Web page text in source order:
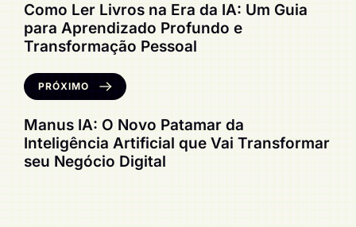
Como Ler Livros na Era da IA: Um Guia
para Aprendizado Profundo e
Transformação Pessoal
PRÓXIMO
Manus IA: O Novo Patamar da
Inteligência Artificial que Vai Transformar
seu Negócio Digital